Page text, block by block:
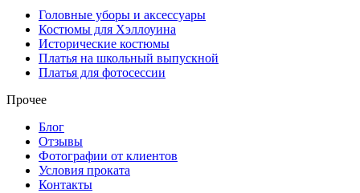
Головные уборы и аксессуары
Костюмы для Хэллоуина
Исторические костюмы
Платья на школьный выпускной
Платья для фотосессии
Прочее
Блог
Отзывы
Фотографии от клиентов
Условия проката
Контакты